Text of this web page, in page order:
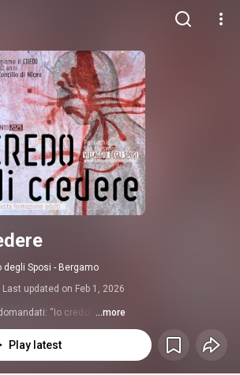
degli Sposi - Bergamo
Last updated on Feb 1, 2026
“Io credo”? ...more
Play latest